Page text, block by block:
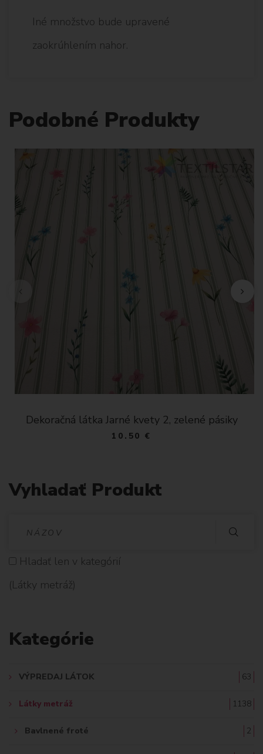
Iné množstvo bude upravené
zaokrúhlením nahor.
Podobné Produkty
Dekoračná látka Jarné kvety 2, zelené pásiky
10.50 €
Vyhladať Produkt
D
Hladať len v kategórií
(Látky metráž)
Kategórie
VÝPREDAJ LÁTOK 63
Látky metráž 1138
Bavlnené froté 2